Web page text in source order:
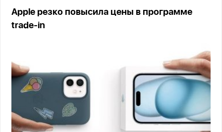
Apple резко повысила цены в программе
trade-in